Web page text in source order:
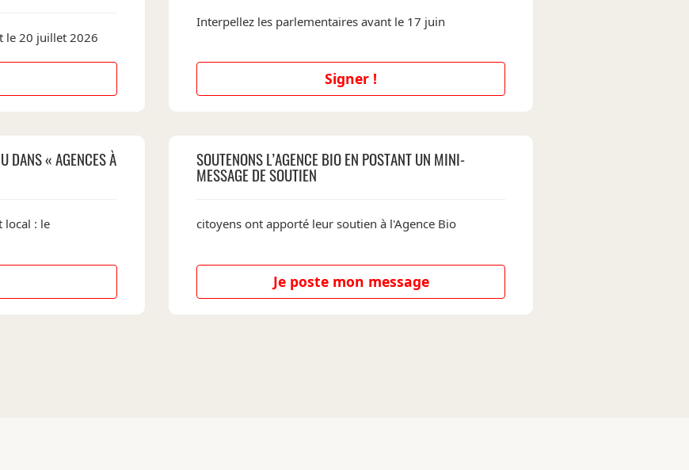
le 20 juillet 2026
Interpellez les parlementaires avant le 17 juin
Signer !
DANS « AGENCES À
local : le
SOUTENONS L’AGENCE BIO EN POSTANT UN MINI-
MESSAGE DE SOUTIEN
citoyens ont apporté leur soutien à l'Agence Bio
Je poste mon message